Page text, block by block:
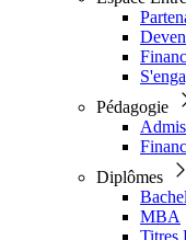
Pédagogie
Diplômes
MBA
Titres